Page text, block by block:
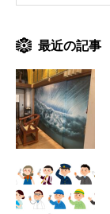
最近の記事